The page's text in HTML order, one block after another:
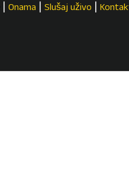
Onama Slušaj uživo